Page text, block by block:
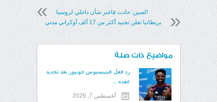
الصين: حادث فاغنر شأن داخلي لروسيا
بريطانيا تعلن تجنيد أكثر من 17 ألف أوكراني مدني
مواضيع ذات صلة
رد فعل فينيسيوس جونيور بعد تجديد
عقده ...
أغسطس 7, 2026